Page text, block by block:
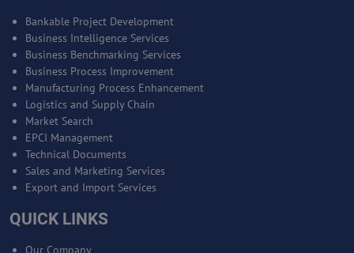
Bankable Project Development
Business Intelligence Services
Business Benchmarking Services
Business Process Improvement
Manufacturing Process Enhancement
Logistics and Supply Chain
Market Search
EPCI Management
Technical Documents
Sales and Marketing Services
Export and Import Services
QUICK LINKS
Our Company